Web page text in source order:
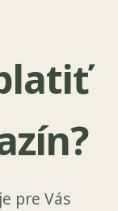
pre Vás